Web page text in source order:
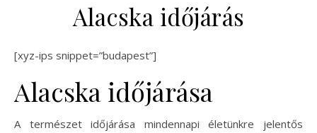
Alacska időjárás
[xyz-ips snippet=”budapest”]
Alacska időjárása
A természet időjárása mindennapi életünkre jelentős